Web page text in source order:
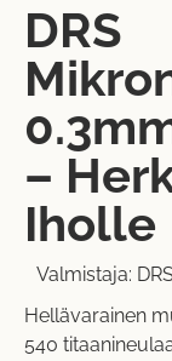
DRS
–
Iholle
Valmistaja:
Hellävarainen
540